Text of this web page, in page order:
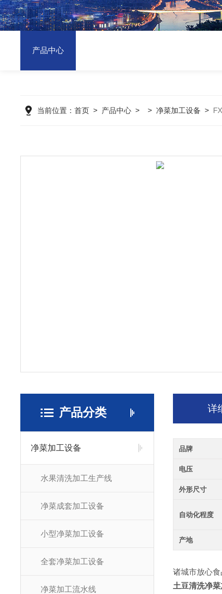
产品中心
当前位置： 首页> 产品中心> > 净菜加工设备 >
产品分类
净菜加工设备
水果清洗加工生产线
净菜成套加工设备
小型净菜加工设备
全套净菜加工设备
净菜加工流水线
详
品牌
电压
外形尺寸
自动化程度
产地
诸城市放心
土豆清洗净